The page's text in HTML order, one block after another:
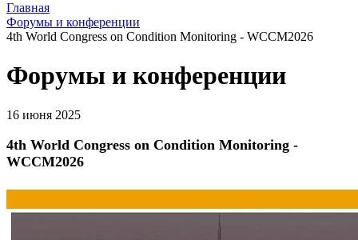
Главная
Форумы и конференции
4th World Congress on Condition Monitoring - WCCM2026
Форумы и конференции
16 июня 2025
4th World Congress on Condition Monitoring -
WCCM2026